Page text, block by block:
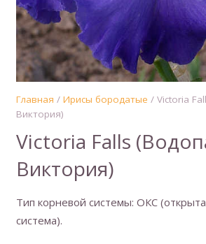
Главная / Ирисы бородатые / Victoria
Виктория)
Victoria Falls
Виктория)
Тип корневой системы: ОКС
система).